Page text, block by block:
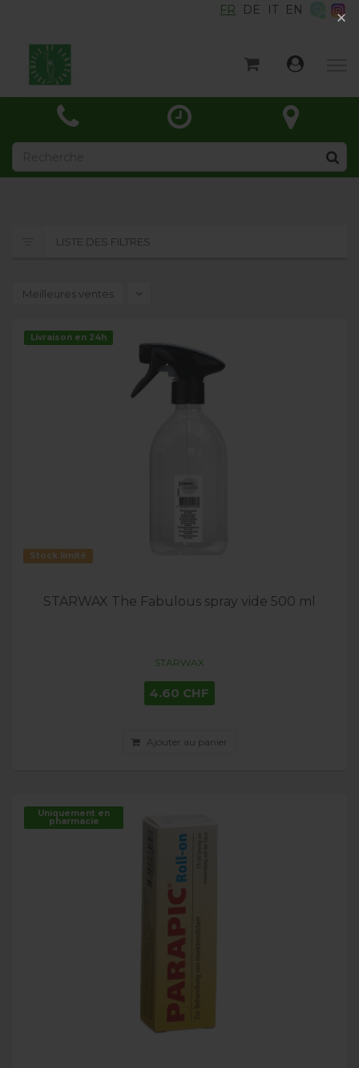
×
FR DE IT EN
×
Accueil
Catégories
Actualités
À propos
LISTE DES FILTRES
Meilleures ventes
Livraison en 24h
Stock limité
STARWAX The Fabulous spray vide 500 ml
STARWAX
4.60 CHF
Ajouter au panier
Uniquement en
pharmacie